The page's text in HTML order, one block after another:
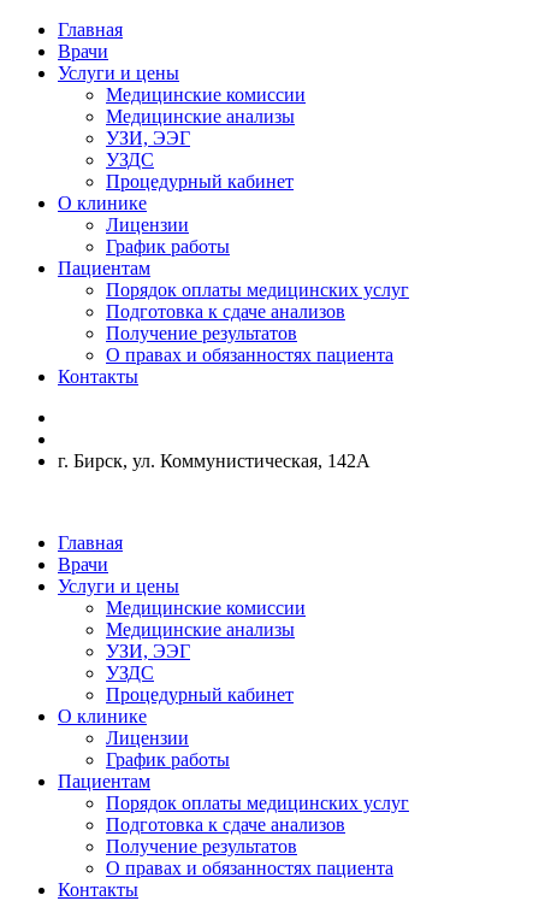
Главная
Врачи
Услуги и цены
Медицинские комиссии
Медицинские анализы
УЗИ, ЭЭГ
УЗДС
Процедурный кабинет
О клинике
Лицензии
График работы
Пациентам
Порядок оплаты медицинских услуг
Подготовка к сдаче анализов
Получение результатов
О правах и обязанностях пациента
Контакты
г. Бирск, ул. Коммунистическая, 142А
Главная
Врачи
Услуги и цены
Медицинские комиссии
Медицинские анализы
УЗИ, ЭЭГ
УЗДС
Процедурный кабинет
О клинике
Лицензии
График работы
Пациентам
Порядок оплаты медицинских услуг
Подготовка к сдаче анализов
Получение результатов
О правах и обязанностях пациента
Контакты